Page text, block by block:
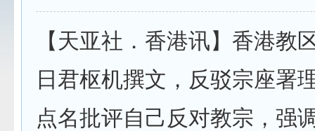
【天亚社．香港讯】香港教
日君枢机撰文，反驳宗座署
点名批评自己反对教宗，强